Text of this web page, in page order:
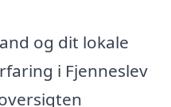
og dit lokale
i Fjenneslev